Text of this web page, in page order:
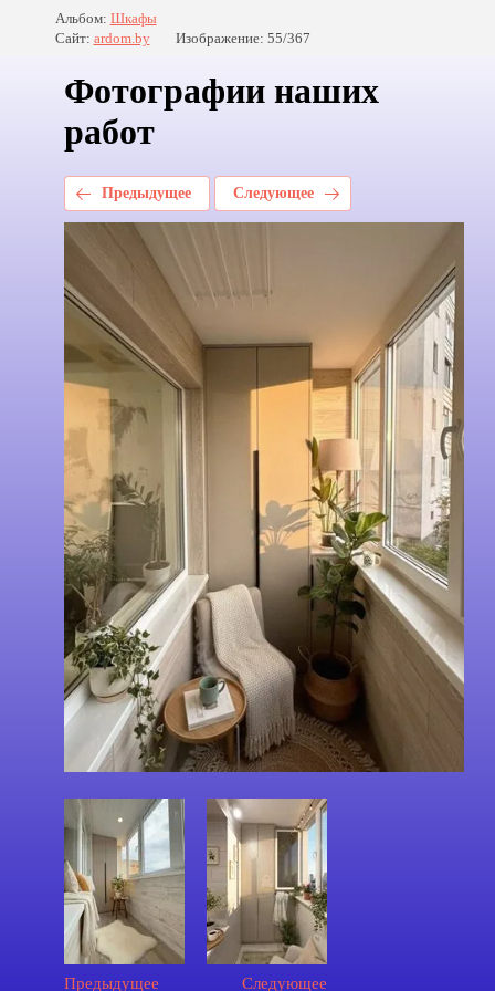
Альбом: Шкафы
Сайт: ardom.by Изображение: 55/367
Фотографии наших
работ
Предыдущее Следующее
Предыдущее Следующее